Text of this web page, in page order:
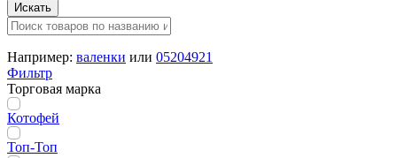
Искать
Например: валенки или 05204921
Фильтр
Торговая марка
Котофей
Топ-Топ